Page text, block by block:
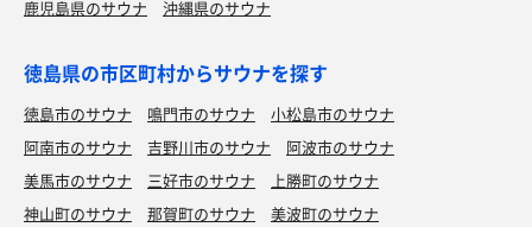
鹿児島県のサウナ
沖縄県のサウナ
徳島県の市区町村からサウナを探す
徳島市のサウナ 鳴門市のサウナ
小松島市のサウナ
阿南市のサウナ
吉野川市のサウナ
阿波市のサウナ
美馬市のサウナ
三好市のサウナ
上勝町のサウナ
神山町のサウナ
那賀町のサウナ
美波町のサウナ